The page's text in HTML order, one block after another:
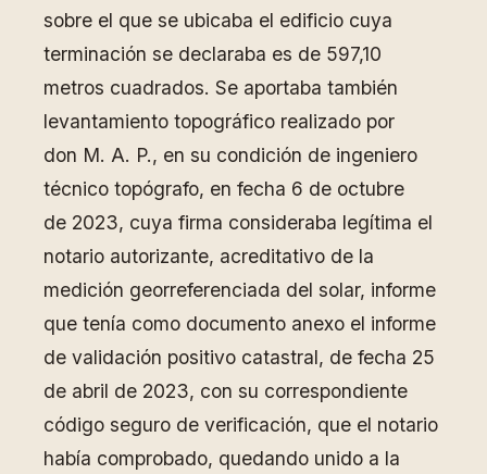
sobre el que se ubicaba el edificio cuya
terminación se declaraba es de 597,10
metros cuadrados. Se aportaba también
levantamiento topográfico realizado por
don M. A. P., en su condición de ingeniero
técnico topógrafo, en fecha 6 de octubre
de 2023, cuya firma consideraba legítima el
notario autorizante, acreditativo de la
medición georreferenciada del solar, informe
que tenía como documento anexo el informe
de validación positivo catastral, de fecha 25
de abril de 2023, con su correspondiente
código seguro de verificación, que el notario
había comprobado, quedando unido a la